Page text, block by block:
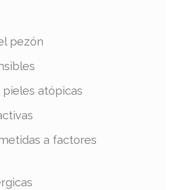
pezón
pieles atópicas
a factores